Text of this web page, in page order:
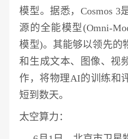
模型。据悉，Cosmos 3
源的全能模型(Omni-
模型)。其能够以领先的
和生成文本、图像、视
作， 将物理AI的训练和
短到数天。
太空算力 ：